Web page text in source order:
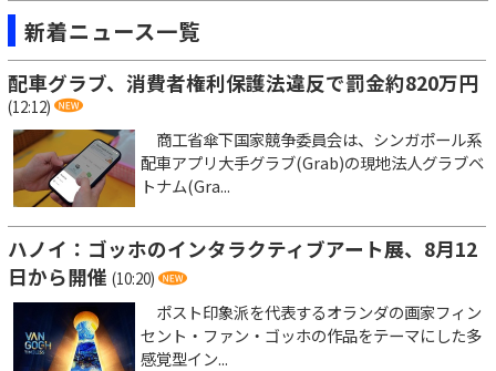
新着ニュース一覧
配車グラブ、消費者権利保護法違反で罰金約820万円
(12:12)
商工省傘下国家競争委員会は、シンガポール系
配車アプリ大手グラブ(Grab)の現地法人グラブベ
トナム(Gra...
ハノイ：ゴッホのインタラクティブアート展、8月12
日から開催 (10:20)
ポスト印象派を代表するオランダの画家フィン
セント・ファン・ゴッホの作品をテーマにした多
感覚型イン...